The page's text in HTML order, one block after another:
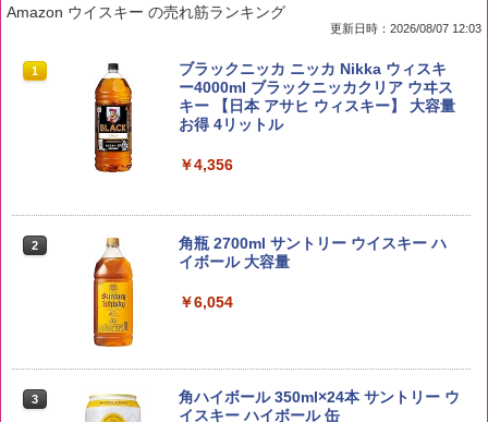
1 by Amazon 国産ブレンド米 精米 5kg
￥2,650
5kg 長野県産 令和7年産
米 5kg
Amazon ウイスキー の売れ筋ランキング
更新日時：2026/08/07 12:03
1
ブラックニッカ ニッカ Nikka ウィスキ
ー4000ml ブラックニッカクリア ウヰス
キー 【日本 アサヒ ウィスキー】 大容量
お得 4リットル
￥4,356
2
角瓶 2700ml サントリー ウイスキー ハ
イボール 大容量
￥6,054
3
角ハイボール 350ml×24本 サントリー ウ
イスキー ハイボール 缶